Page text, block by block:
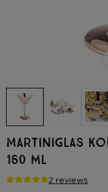
Martiniglas
160 ml
2 reviews